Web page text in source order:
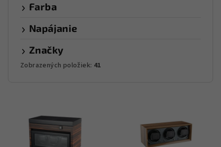
Značky
Farba
Napájanie
Zobrazených položiek: 41